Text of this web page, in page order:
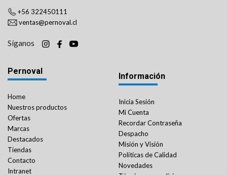
+56 322450111
ventas@pernoval.cl
Síganos
Pernoval
Home
Nuestros productos
Ofertas
Marcas
Destacados
Tiendas
Contacto
Intranet
Información
Inicia Sesión
Mi Cuenta
Recordar Contraseña
Despacho
Misión y Visión
Políticas de Calidad
Novedades